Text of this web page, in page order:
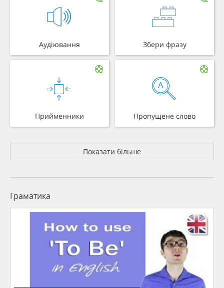
Аудіювання Збери фразу
Прийменники Пропущене слово
Показати більше
Граматика